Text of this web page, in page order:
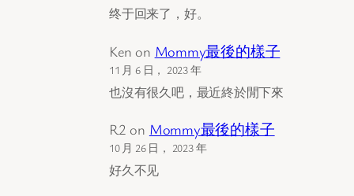
终于回来了，好。
Ken on Mommy最後的樣子
11 月 6 日， 2023 年
也沒有很久吧，最近終於閒下來
R2 on Mommy最後的樣子
10 月 26 日， 2023 年
好久不见